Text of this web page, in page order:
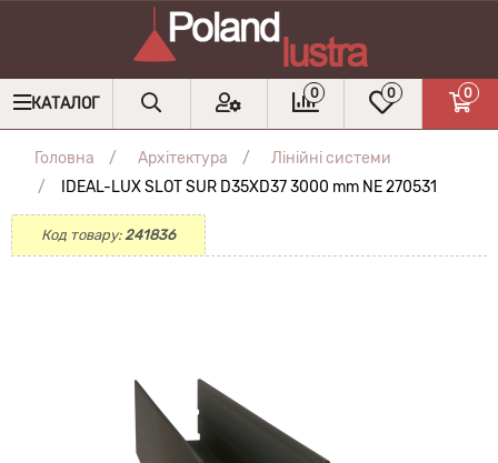
КАТАЛОГ
0 0 0
Головна Архітектура
Лінійні системи
IDEAL-LUX SLOT SUR D35XD37 3000 mm NE 270531
Код товару:241836